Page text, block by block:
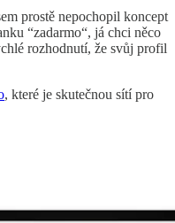
prostě nepochopil koncept
“zadarmo“, já chci něco
rozhodnutí, že svůj profil
, které je skutečnou sítí pro